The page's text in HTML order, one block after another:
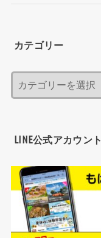
カテゴリー
LINE公式アカウント